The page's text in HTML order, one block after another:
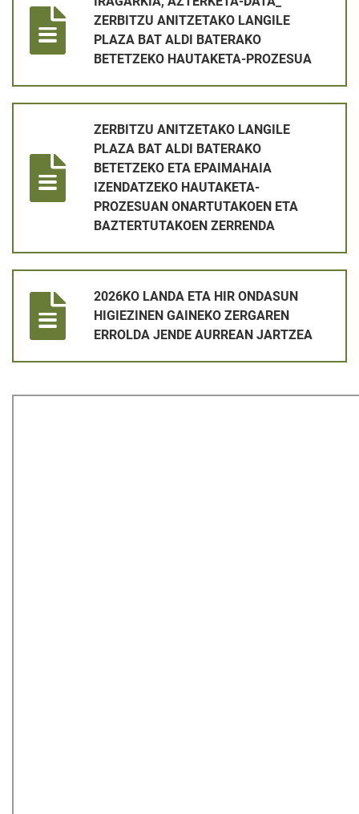
ZERBITZU ANITZETAKO LANGILE
PLAZA BAT ALDI BATERAKO
BETETZEKO HAUTAKETA-PROZESUA
ZERBITZU ANITZETAKO LANGILE
PLAZA BAT ALDI BATERAKO
BETETZEKO ETA EPAIMAHAIA
IZENDATZEKO HAUTAKETA-
PROZESUAN ONARTUTAKOEN ETA
BAZTERTUTAKOEN ZERRENDA
2026KO LANDA ETA HIR ONDASUN
HIGIEZINEN GAINEKO ZERGAREN
ERROLDA JENDE AURREAN JARTZEA